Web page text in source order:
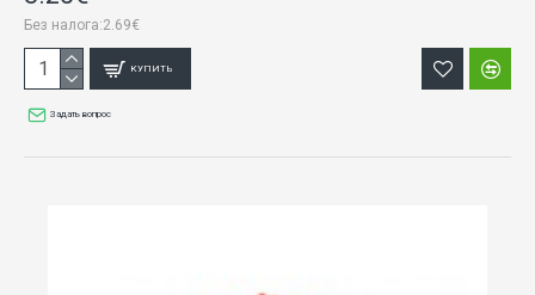
Без налога:2.69€
КУПИТЬ
Задать вопрос